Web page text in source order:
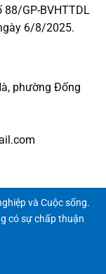
GP-BVHTTDL
6/8/2025.
phường Đống
và Cuộc sống.
có sự chấp thuận